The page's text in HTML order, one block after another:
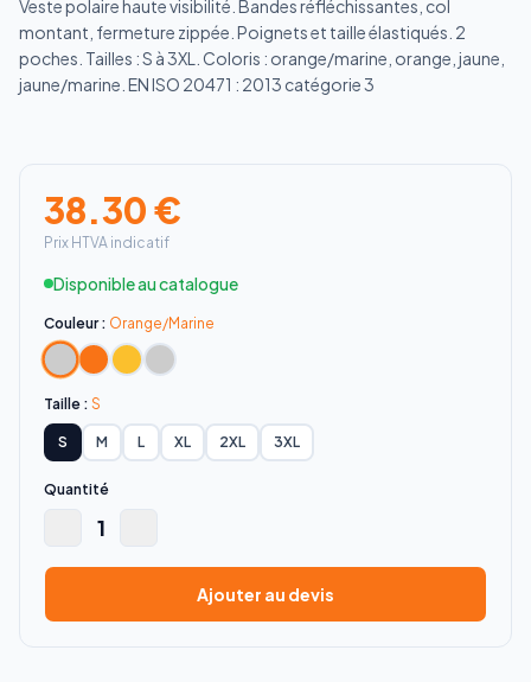
Veste polaire haute visibilité. Bandes réfléchissantes, col
montant, fermeture zippée. Poignets et taille élastiqués. 2
poches. Tailles : S à 3XL. Coloris : orange/marine, orange, jaune,
jaune/marine. EN ISO 20471 : 2013 catégorie 3
38.30€
Prix HTVA indicatif
Disponible au catalogue
Couleur : Orange/Marine
Taille : S
S M L XL 2XL 3XL
Quantité
1
Ajouter au devis